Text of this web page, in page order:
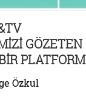
GÖZETEN
PLATFORM
Özkul